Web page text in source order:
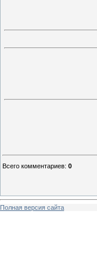
Всего комментариев: 0
Полная версия сайта